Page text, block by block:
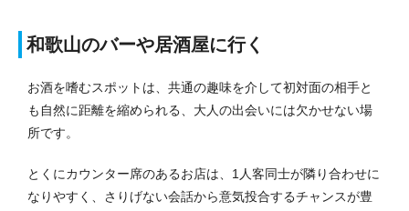
和歌山のバーや居酒屋に行く
お酒を嗜むスポットは、共通の趣味を介して初対面の相手と
も自然に距離を縮められる、大人の出会いには欠かせない場
所です。
とくにカウンター席のあるお店は、1人客同士が隣り合わせに
なりやすく、さりげない会話から意気投合するチャンスが豊